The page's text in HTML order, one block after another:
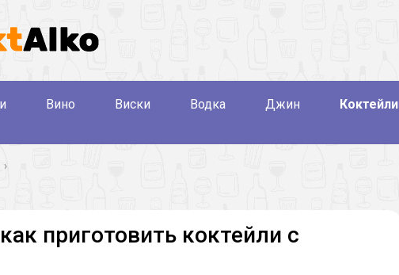
Вино Виски Водка Джин Коктейли
приготовить коктейли с